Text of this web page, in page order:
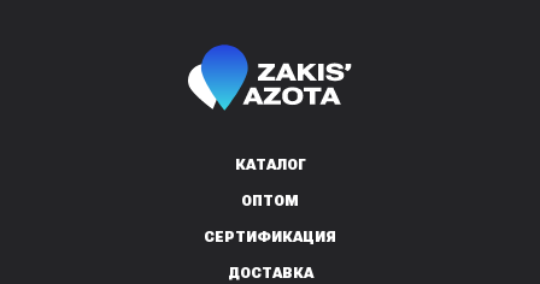
КАТАЛОГ
ОПТОМ
СЕРТИФИКАЦИЯ
ДОСТАВКА